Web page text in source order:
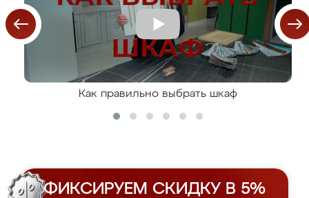
Как правильно выбрать шкаф
ФИКСИРУЕМ СКИДКУ В 5%